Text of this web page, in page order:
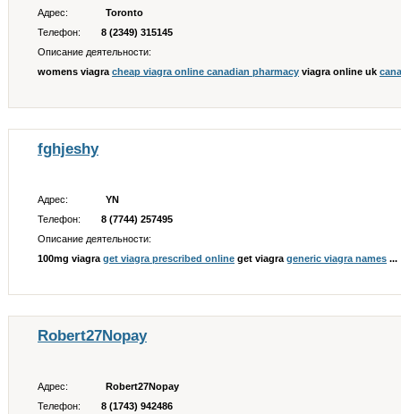
Адрес:
Toronto
Телефон:
8 (2349) 315145
Описание деятельности:
womens viagra cheap viagra online canadian pharmacy viagra online uk
fghjeshy
Адрес:
YN
Телефон:
8 (7744) 257495
Описание деятельности:
100mg viagra get viagra prescribed online get viagra generic viagra names ...
Robert27Nopay
Адрес:
Robert27Nopay
Телефон:
8 (1743) 942486